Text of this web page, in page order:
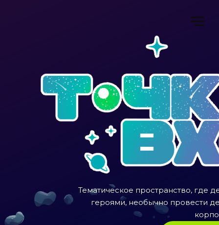
Тематическое пространство, где
героями, необычно провести